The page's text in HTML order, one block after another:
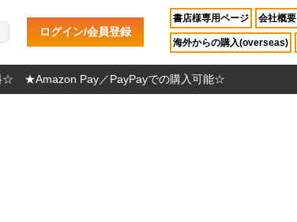
ログイン/会員登録
書店様専用ページ 会社概要
海外からの購入(overseas)
☆ ★Amazon Pay／PayPayでの購入可能☆